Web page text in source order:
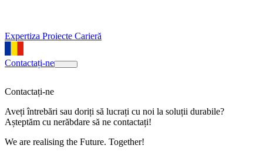
Expertiza Proiecte Carieră
Contactați-ne
Contactați-ne
Aveți întrebări sau doriți să lucrați cu noi la soluții durabile?
Așteptăm cu nerăbdare să ne contactați!
We are realising the Future. Together!